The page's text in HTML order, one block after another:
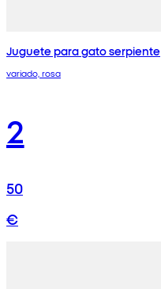
Juguete para gato serpiente
variado, rosa
2
50
€